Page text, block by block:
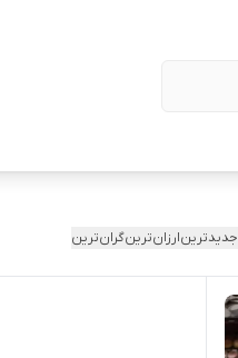
جدیدترینارزان‌ترینگران‌ترین